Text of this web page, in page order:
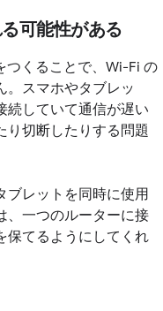
可能性がある
つくることで、Wi-Fi の
。スマホやタブレッ
続していて通信が遅い
り切断したりする問題
ブレットを同時に使用
、一つのルーターに接
保てるようにしてくれ